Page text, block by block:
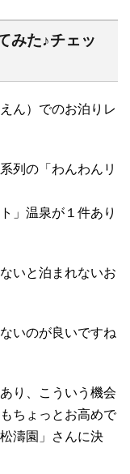
みた♪チェッ
ん）でのお泊りレ
列の「わんわんリ
」温泉が１件あり
いと泊まれないお
いのが良いですね
り、こういう機会
ちょっとお高めで
濤園」さんに決